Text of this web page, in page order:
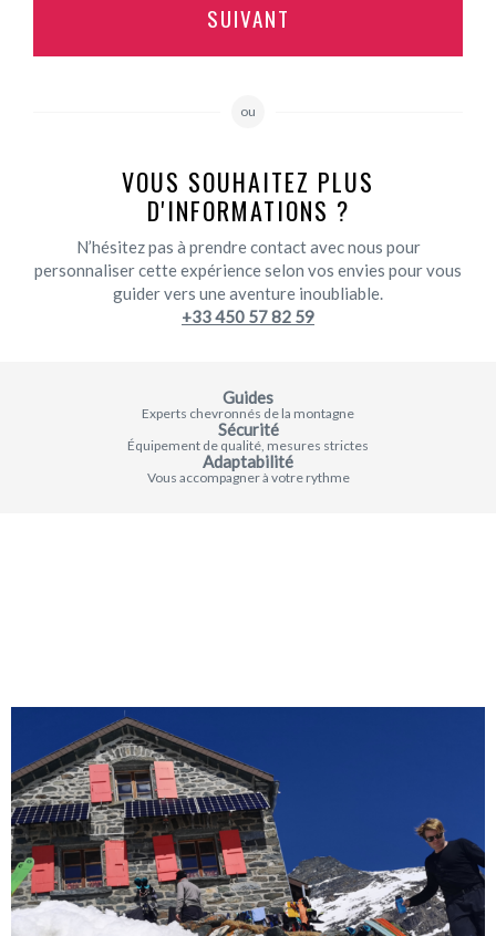
SUIVANT
ou
VOUS SOUHAITEZ PLUS
D'INFORMATIONS ?
N’hésitez pas à prendre contact avec nous pour
personnaliser cette expérience selon vos envies pour vous
guider vers une aventure inoubliable.
+33 450 57 82 59
Guides
Experts chevronnés de la montagne
Sécurité
Équipement de qualité, mesures strictes
Adaptabilité
Vous accompagner à votre rythme